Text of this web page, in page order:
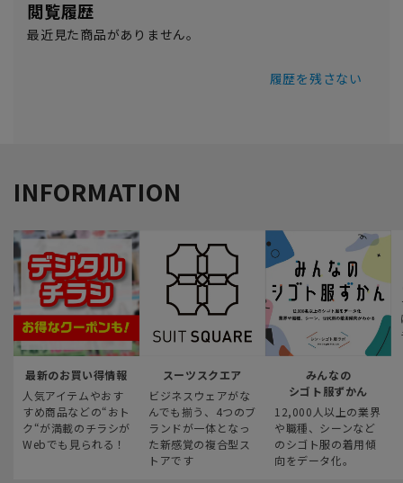
閲覧履歴
最近見た商品がありません。
履歴を残さない
INFORMATION
最新のお買い得情報
人気アイテムやおす
すめ商品などの“おト
ク“が満載のチラシが
Webでも見られる！
スーツスクエア
ビジネスウェアがな
んでも揃う、4つのブ
ランドが一体となっ
た新感覚の複合型ス
トアです
みんなの
シゴト服ずかん
12,000人以上の業界
や職種、シーンなど
のシゴト服の着用傾
向をデータ化。